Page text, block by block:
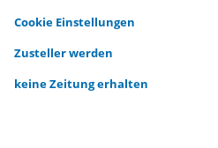
Cookie Einstellungen
Zusteller werden
keine Zeitung erhalten